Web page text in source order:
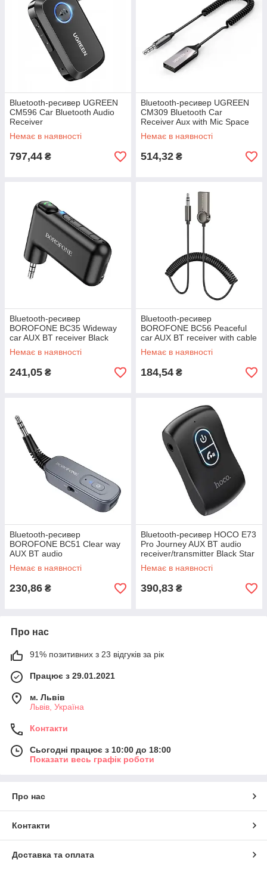
Bluetooth-ресивер UGREEN
CM596 Car Bluetooth Audio
Receiver
Немає в наявності
797,44 ₴
Bluetooth-ресивер UGREEN
CM309 Bluetooth Car
Receiver Aux with Mic Space
Gray
Немає в наявності
514,32 ₴
Bluetooth-ресивер
BOROFONE BC35 Wideway
car AUX BT receiver Black
Немає в наявності
241,05 ₴
Bluetooth-ресивер
BOROFONE BC56 Peaceful
car AUX BT receiver with cable
Metal Gray
Немає в наявності
184,54 ₴
Bluetooth-ресивер
BOROFONE BC51 Clear way
AUX BT audio
receiver/transmitter Metal
Grey
Немає в наявності
230,86 ₴
Bluetooth-ресивер HOCO E73
Pro Journey AUX BT audio
receiver/transmitter Black Star
Немає в наявності
390,83 ₴
Про нас
91% позитивних з 23 відгуків за рік
Працює з 29.01.2021
м. Львів
Львів, Україна
Контакти
Сьогодні працює з 10:00 до 18:00
Показати весь графік роботи
Про нас
Контакти
Доставка та оплата